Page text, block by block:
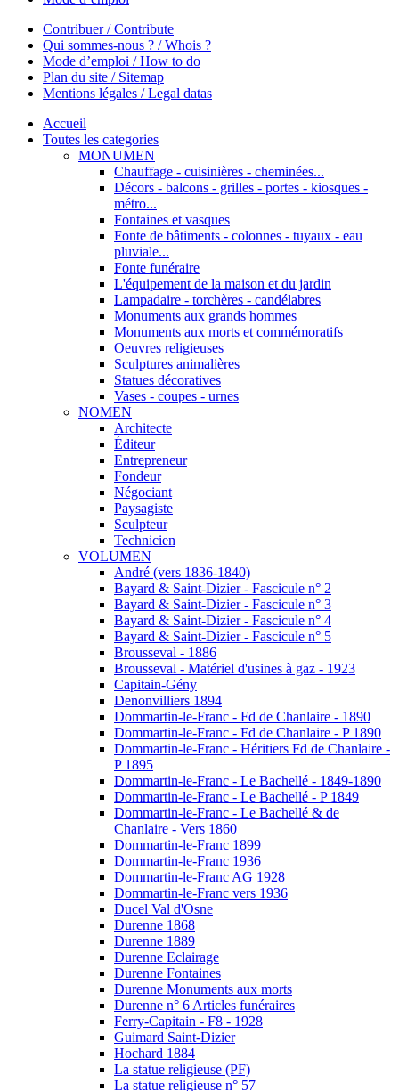
Contribuer / Contribute
Qui sommes-nous ? / Whois ?
Mode d’emploi / How to do
Plan du site / Sitemap
Mentions légales / Legal datas
Accueil
Toutes les categories
MONUMEN
Chauffage - cuisinières - cheminées...
Décors - balcons - grilles - portes - kiosques -
métro...
Fontaines et vasques
Fonte de bâtiments - colonnes - tuyaux - eau
pluviale...
Fonte funéraire
L'équipement de la maison et du jardin
Lampadaire - torchères - candélabres
Monuments aux grands hommes
Monuments aux morts et commémoratifs
Oeuvres religieuses
Sculptures animalières
Statues décoratives
Vases - coupes - urnes
NOMEN
Architecte
Éditeur
Entrepreneur
Fondeur
Négociant
Paysagiste
Sculpteur
Technicien
VOLUMEN
André (vers 1836-1840)
Bayard & Saint-Dizier - Fascicule n° 2
Bayard & Saint-Dizier - Fascicule n° 3
Bayard & Saint-Dizier - Fascicule n° 4
Bayard & Saint-Dizier - Fascicule n° 5
Brousseval - 1886
Brousseval - Matériel d'usines à gaz - 1923
Capitain-Gény
Denonvilliers 1894
Dommartin-le-Franc - Fd de Chanlaire - 1890
Dommartin-le-Franc - Fd de Chanlaire - P 1890
Dommartin-le-Franc - Héritiers Fd de Chanlaire -
P 1895
Dommartin-le-Franc - Le Bachellé - 1849-1890
Dommartin-le-Franc - Le Bachellé - P 1849
Dommartin-le-Franc - Le Bachellé & de
Chanlaire - Vers 1860
Dommartin-le-Franc 1899
Dommartin-le-Franc 1936
Dommartin-le-Franc AG 1928
Dommartin-le-Franc vers 1936
Ducel Val d'Osne
Durenne 1868
Durenne 1889
Durenne Eclairage
Durenne Fontaines
Durenne Monuments aux morts
Durenne n° 6 Articles funéraires
Ferry-Capitain - F8 - 1928
Guimard Saint-Dizier
Hochard 1884
La statue religieuse (PF)
La statue religieuse n° 57